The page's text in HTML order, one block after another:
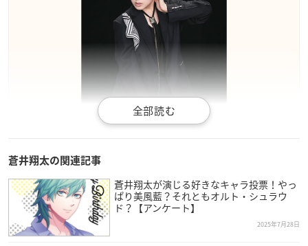
引用：蒼井翔太さん
福井県出身、現在フリーで活躍されている蒼井さんは、今年で
38歳を迎えます。
2006年に歌手としてデビューし、声優としては2011年にデビュ
蒼井翔太の関連記事
蒼井翔太が演じる好きなキャラ投票！やっ
ぱり美風藍？それともオルト・シュラウ
ド？【アンケート】
2025年7月28日